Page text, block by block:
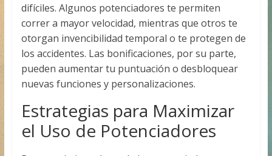
difíciles. Algunos potenciadores te permiten
correr a mayor velocidad, mientras que otros te
otorgan invencibilidad temporal o te protegen de
los accidentes. Las bonificaciones, por su parte,
pueden aumentar tu puntuación o desbloquear
nuevas funciones y personalizaciones.
Estrategias para Maximizar
el Uso de Potenciadores